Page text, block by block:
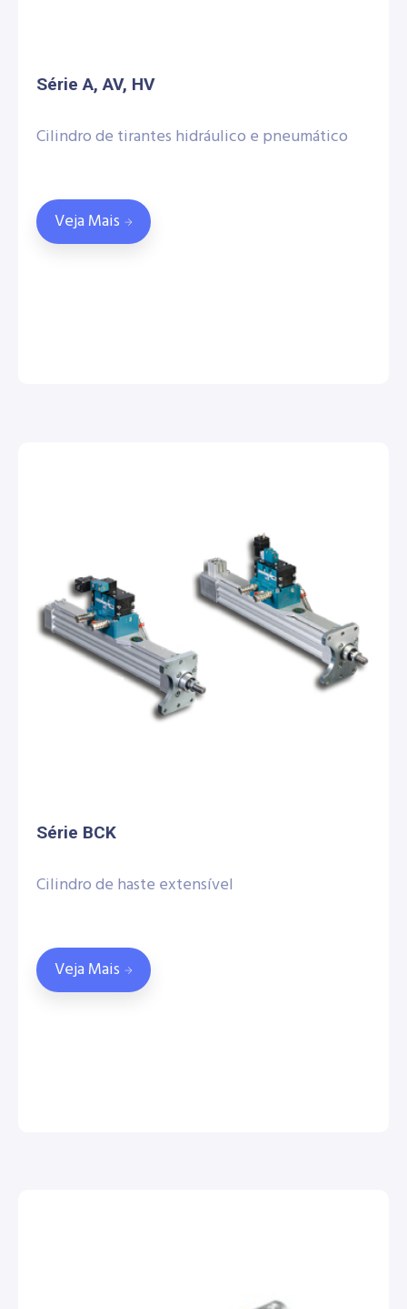
Série A, AV, HV
Cilindro de tirantes hidráulico e pneumático
Veja Mais
Série BCK
Cilindro de haste extensível
Veja Mais